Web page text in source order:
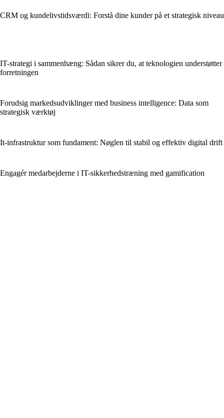
CRM og kundelivstidsværdi: Forstå dine kunder på et strategisk niveau
IT-strategi i sammenhæng: Sådan sikrer du, at teknologien understøtter
forretningen
Forudsig markedsudviklinger med business intelligence: Data som
strategisk værktøj
It-infrastruktur som fundament: Nøglen til stabil og effektiv digital drift
Engagér medarbejderne i IT-sikkerhedstræning med gamification